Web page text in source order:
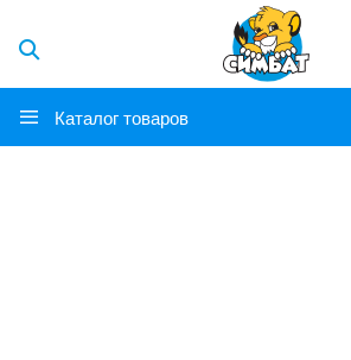
Каталог товаров